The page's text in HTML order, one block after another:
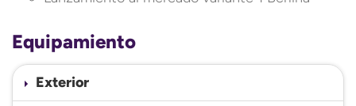
Equipamiento
Exterior